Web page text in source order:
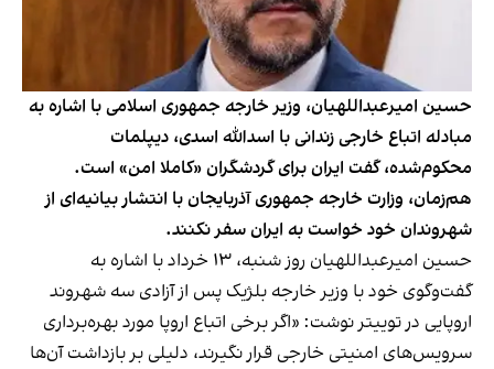
حسین امیرعبداللهیان، وزیر خارجه جمهوری اسلامی با اشاره به
مبادله اتباع خارجی زندانی با اسدالله اسدی، دیپلمات
محکوم‌شده، گفت ایران برای گردشگران «کاملا امن» است.
هم‌زمان، وزارت خارجه جمهوری آذربایجان با انتشار بیانیه‌ای از
شهروندان خود خواست به ایران سفر نکنند.
حسین امیرعبداللهیان روز شنبه، ۱۳ خرداد با اشاره به
گفت‌وگوی خود با وزیر خارجه بلژیک پس از آزادی سه شهروند
اروپایی در توییتر نوشت: «اگر برخی اتباع اروپا مورد بهره‌برداری
سرویس‌های امنیتی خارجی قرار نگیرند، دلیلی بر بازداشت آن‌ها